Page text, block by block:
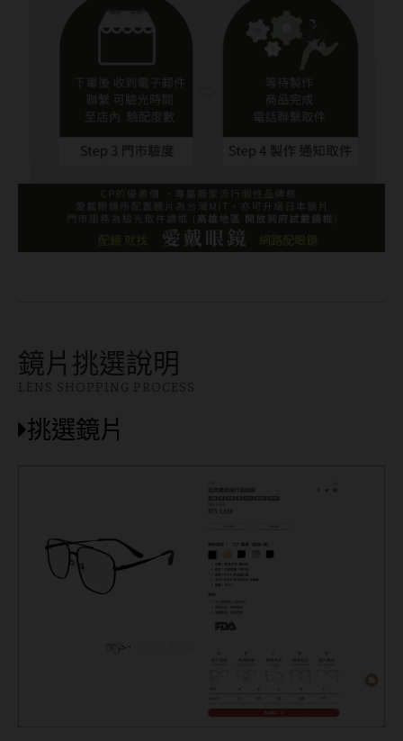
ReVIA蕾美
Pony Pallet魔彩盤
CRYSTE晶瞳
DECORATIVE視妝美
T-Garden Chu's me
韓國隱眼品牌
IDIFF
LENSME
鏡片挑選說明
挑選鏡片